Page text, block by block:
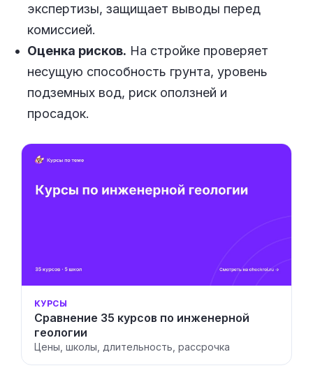
экспертизы, защищает выводы перед
комиссией.
Оценка рисков. На стройке проверяет
несущую способность грунта, уровень
подземных вод, риск оползней и
просадок.
КУРСЫ
Сравнение 35 курсов по инженерной
геологии
Цены, школы, длительность, рассрочка